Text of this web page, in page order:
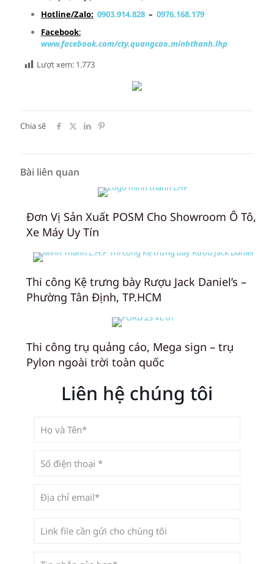
Hotline/Zalo: 0903.914.828– 0976.168.179
Facebook:
www.facebook.com/cty.quangcao.minhthanh.lhp
Lượt xem: 1.773
Chia sẽ
Bài liên quan
Đơn Vị Sản Xuất POSM Cho Showroom Ô Tô,
Xe Máy Uy Tín
Thi công Kệ trưng bày Rượu Jack Daniel’s –
Phường Tân Định, TP.HCM
Thi công trụ quảng cáo, Mega sign – trụ
Pylon ngoài trời toàn quốc
Liên hệ chúng tôi